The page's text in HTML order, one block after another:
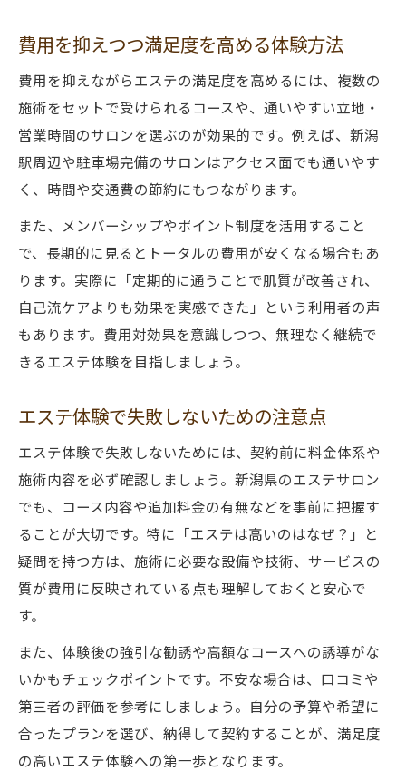
費用を抑えつつ満足度を高める体験方法
費用を抑えながらエステの満足度を高めるには、複数の
施術をセットで受けられるコースや、通いやすい立地・
営業時間のサロンを選ぶのが効果的です。例えば、新潟
駅周辺や駐車場完備のサロンはアクセス面でも通いやす
く、時間や交通費の節約にもつながります。
また、メンバーシップやポイント制度を活用すること
で、長期的に見るとトータルの費用が安くなる場合もあ
ります。実際に「定期的に通うことで肌質が改善され、
自己流ケアよりも効果を実感できた」という利用者の声
もあります。費用対効果を意識しつつ、無理なく継続で
きるエステ体験を目指しましょう。
エステ体験で失敗しないための注意点
エステ体験で失敗しないためには、契約前に料金体系や
施術内容を必ず確認しましょう。新潟県のエステサロン
でも、コース内容や追加料金の有無などを事前に把握す
ることが大切です。特に「エステは高いのはなぜ？」と
疑問を持つ方は、施術に必要な設備や技術、サービスの
質が費用に反映されている点も理解しておくと安心で
す。
また、体験後の強引な勧誘や高額なコースへの誘導がな
いかもチェックポイントです。不安な場合は、口コミや
第三者の評価を参考にしましょう。自分の予算や希望に
合ったプランを選び、納得して契約することが、満足度
の高いエステ体験への第一歩となります。